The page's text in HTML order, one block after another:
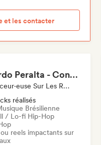
et les contacter
Eduardo Peralta - Content Creator
Influenceur·euse Sur Les Réseaux Sociaux
réalisés
Brésilienne
/ Lo-fi Hip-Hop
reels impactants sur